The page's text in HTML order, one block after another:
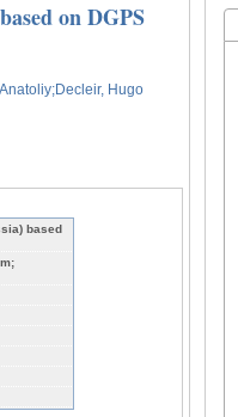
on DGPS
;Decleir, Hugo
based